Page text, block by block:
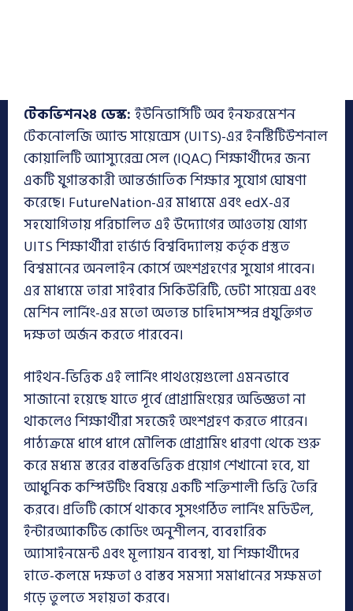
টেকভিশন২৪ ডেস্ক: ইউনিভার্সিটি অব ইনফরমেশন
টেকনোলজি অ্যান্ড সায়েন্সেস (UITS)-এর ইনস্টিটিউশনাল
কোয়ালিটি অ্যাস্যুরেন্স সেল (IQAC) শিক্ষার্থীদের জন্য
একটি যুগান্তকারী আন্তর্জাতিক শিক্ষার সুযোগ ঘোষণা
করেছে। FutureNation-এর মাধ্যমে এবং edX-এর
সহযোগিতায় পরিচালিত এই উদ্যোগের আওতায় যোগ্য
UITS শিক্ষার্থীরা হার্ভার্ড বিশ্ববিদ্যালয় কর্তৃক প্রস্তুত
বিশ্বমানের অনলাইন কোর্সে অংশগ্রহণের সুযোগ পাবেন।
এর মাধ্যমে তারা সাইবার সিকিউরিটি, ডেটা সায়েন্স এবং
মেশিন লার্নিং-এর মতো অত্যন্ত চাহিদাসম্পন্ন প্রযুক্তিগত
দক্ষতা অর্জন করতে পারবেন।
পাইথন-ভিত্তিক এই লার্নিং পাথওয়েগুলো এমনভাবে
সাজানো হয়েছে যাতে পূর্বে প্রোগ্রামিংয়ের অভিজ্ঞতা না
থাকলেও শিক্ষার্থীরা সহজেই অংশগ্রহণ করতে পারেন।
পাঠ্যক্রমে ধাপে ধাপে মৌলিক প্রোগ্রামিং ধারণা থেকে শুরু
করে মধ্যম স্তরের বাস্তবভিত্তিক প্রয়োগ শেখানো হবে, যা
আধুনিক কম্পিউটিং বিষয়ে একটি শক্তিশালী ভিত্তি তৈরি
করবে। প্রতিটি কোর্সে থাকবে সুসংগঠিত লার্নিং মডিউল,
ইন্টারঅ্যাকটিভ কোডিং অনুশীলন, ব্যবহারিক
অ্যাসাইনমেন্ট এবং মূল্যায়ন ব্যবস্থা, যা শিক্ষার্থীদের
হাতে-কলমে দক্ষতা ও বাস্তব সমস্যা সমাধানের সক্ষমতা
গড়ে তুলতে সহায়তা করবে।